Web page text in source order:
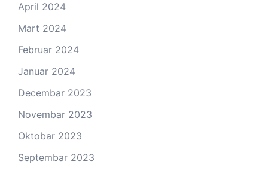
April 2024
Mart 2024
Februar 2024
Januar 2024
Decembar 2023
Novembar 2023
Oktobar 2023
Septembar 2023